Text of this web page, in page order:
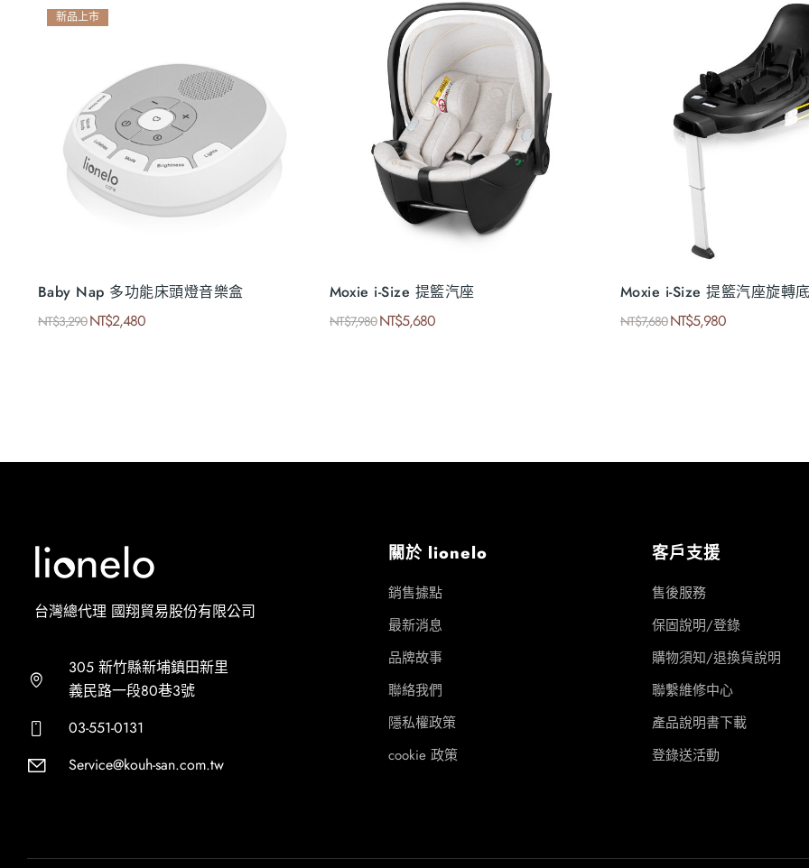
新品上市
Baby Nap 多功能床頭燈音樂盒
NT$3,290 NT$2,480
Moxie i-Size 提籃汽座
NT$7,980 NT$5,680
Moxie i-Size 提籃汽座旋轉
NT$7,680 NT$5,980
台灣總代理 國翔貿易股份有限公司
305 新竹縣新埔鎮田新里
義民路一段80巷3號
03-551-0131
Service@kouh-san.com.tw
關於 lionelo
銷售據點
最新消息
品牌故事
聯絡我們
隱私權政策
cookie 政策
客戶支援
售後服務
保固說明/登錄
購物須知/退換貨說明
聯繫維修中心
產品說明書下載
登錄送活動